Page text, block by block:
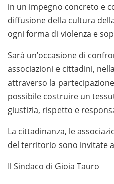
in un impegno concreto e
diffusione della cultura
ogni forma di violenza e
Sarà un’occasione di
associazioni e cittadini,
attraverso la
possibile costruire un
giustizia, rispetto e
La cittadinanza, le
del territorio sono invitate
Il Sindaco di Gioia Tauro